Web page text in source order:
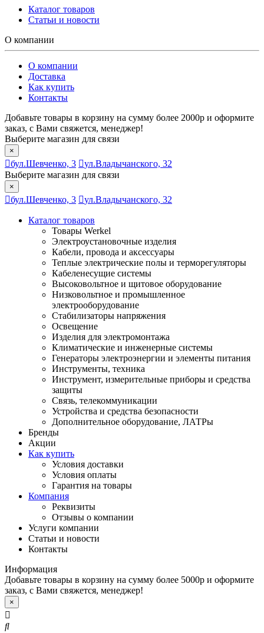
Каталог товаров
Статьи и новости
О компании
О компании
Доставка
Как купить
Контакты
Добавьте товары в корзину на сумму более 2000р и оформите
заказ, с Вами свяжется, менеджер!
Выберите магазин для связи
×
бул.Шевченко, 3
ул.Владычанского, 32
Выберите магазин для связи
×
бул.Шевченко, 3 ул.Владычанского, 32
Каталог товаров
Товары Werkel
Электроустановочные изделия
Кабели, провода и аксессуары
Теплые электрические полы и терморегуляторы
Кабеленесущие системы
Высоковольтное и щитовое оборудование
Низковольтное и промышленное
электрооборудование
Стабилизаторы напряжения
Освещение
Изделия для электромонтажа
Климатические и инженерные системы
Генераторы электроэнергии и элементы питания
Инструменты, техника
Инструмент, измерительные приборы и средства
защиты
Связь, телекоммуникации
Устройства и средства безопасности
Дополнительное оборудование, ЛАТРы
Бренды
Акции
Как купить
Условия доставки
Условия оплаты
Гарантия на товары
Компания
Реквизиты
Отзывы о компании
Услуги компании
Статьи и новости
Контакты
Информация
Добавьте товары в корзину на сумму более 5000р и оформите
заказ, с Вами свяжется, менеджер!
×